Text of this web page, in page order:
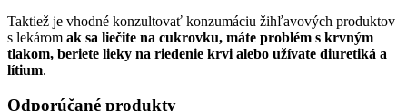
Taktiež je vhodné konzultovať konzumáciu žihľavových produktov
s lekárom ak sa liečite na cukrovku, máte problém s krvným
tlakom, beriete lieky na riedenie krvi alebo užívate diuretiká a
lítium.
Odporúčané produkty